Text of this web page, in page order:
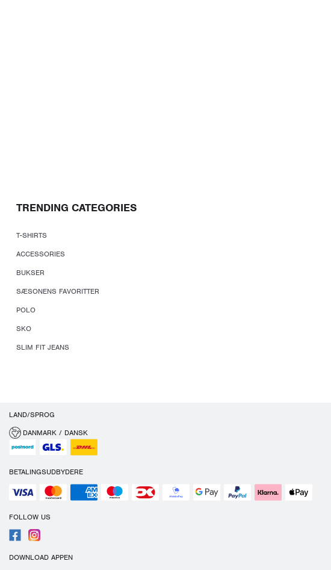
TRENDING CATEGORIES
T-SHIRTS
ACCESSORIES
BUKSER
SÆSONENS FAVORITTER
POLO
SKO
SLIM FIT JEANS
LAND/SPROG
DANMARK / DANSK
BETALINGSUDBYDERE
FOLLOW US
DOWNLOAD APPEN